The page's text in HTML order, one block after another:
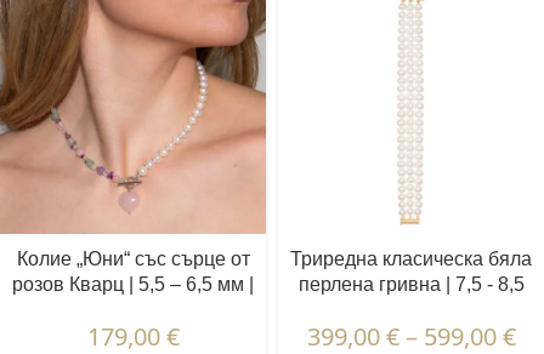
Колие „Юни“ със сърце от
розов Кварц | 5,5 – 6,5 мм |
цветни камъни
179,00€
Триредна класическа бяла
перлена гривна | 7,5 - 8,5
399,00€ – 599,00€